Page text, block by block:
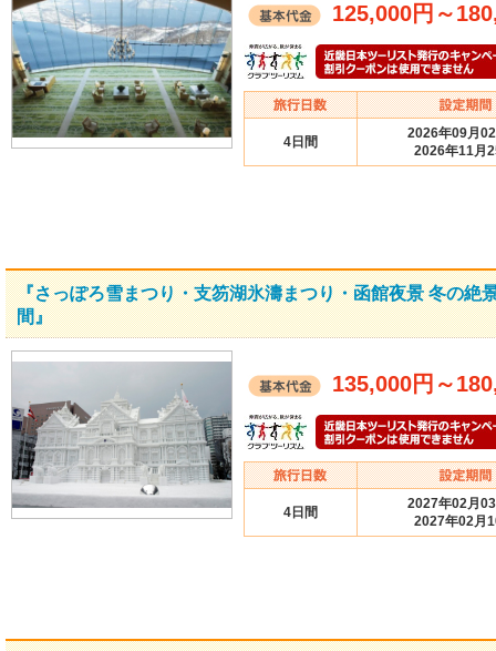
125,000円 ～
4日間
2026年09月
2026年11月
『さっぽろ雪まつり・支笏湖氷濤まつり・函館夜景 冬の絶
間』
135,000円 ～
4日間
2027年02月
2027年02月